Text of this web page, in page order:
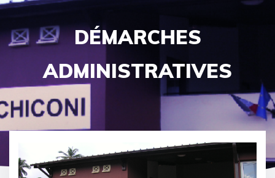
DÉMARCHES
ADMINISTRATIVES